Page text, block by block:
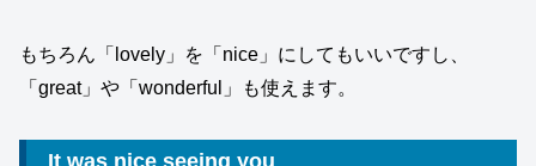
もちろん「lovely」を「nice」にしてもいいですし、
「great」や「wonderful」も使えます。
It was nice seeing you